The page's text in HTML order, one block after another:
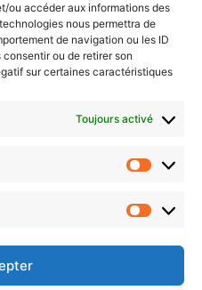
ou accéder aux informations des
nous permettra de
de navigation ou les ID
ou de retirer son
sur certaines caractéristiques
Toujours activé
soir ou hebdo ?